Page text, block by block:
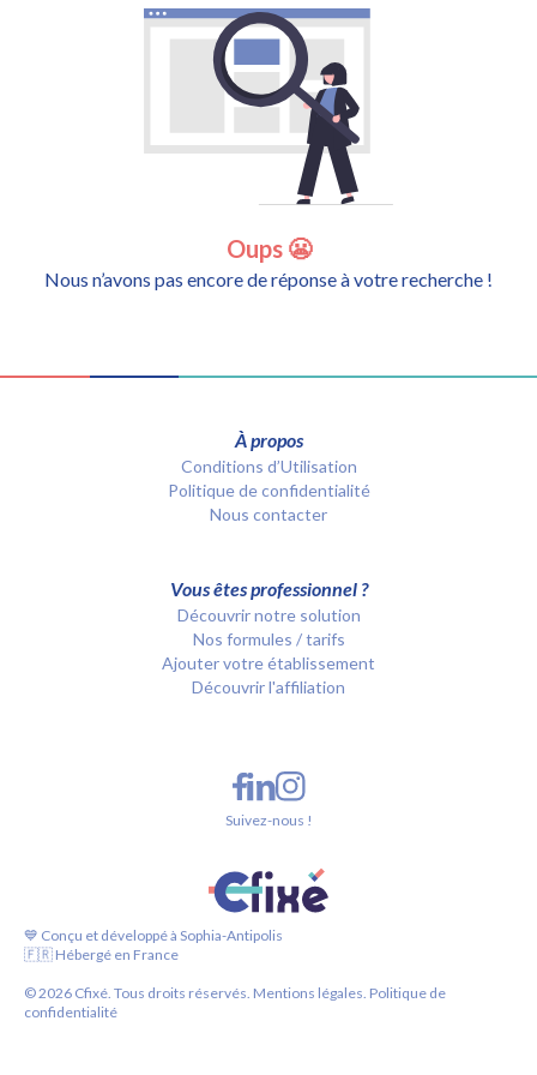
Oups 😬
Nous n’avons pas encore de réponse à votre recherche !
À propos
Conditions d’Utilisation
Politique de confidentialité
Nous contacter
Vous êtes professionnel ?
Découvrir notre solution
Nos formules / tarifs
Ajouter votre établissement
Découvrir l'affiliation
💙 Conçu et développé à Sophia-Antipolis
🇫🇷 Hébergé en France
©2026 Cfixé. Tous droits réservés. Mentions légales. Politique de
confidentialité
Suivez-nous !